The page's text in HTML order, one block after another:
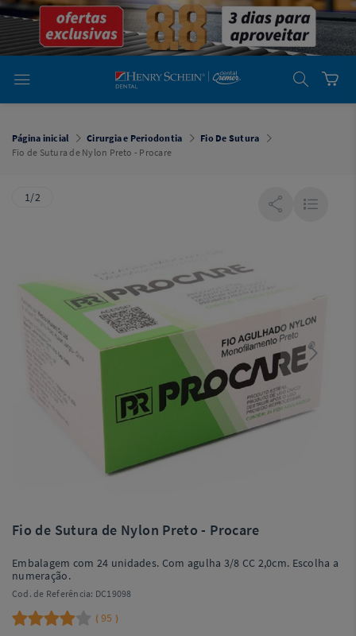
emDental
Cremer -
Henry Schein
Laboratório
Laboratório
Cremer -
Henry Schein
Simples
Dental
Software
Odontológico
Página inicial Cirurgia e Periodontia
Fio De Sutura
Fio de Sutura de Nylon Preto - Procare
1/2
Fio de Sutura de Nylon Preto - Procare
Embalagem com 24 unidades. Com agulha 3/8 CC 2,0cm. Escolha a
numeração.
Cod. de Referência: DC19098
( 95 )